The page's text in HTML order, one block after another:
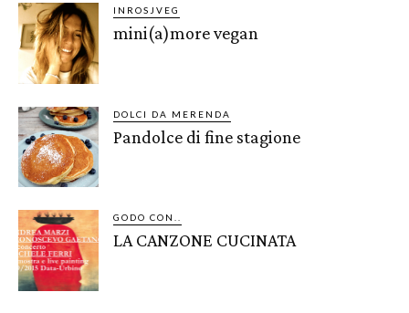
INROSJVEG
mini(a)more vegan
DOLCI DA MERENDA
Pandolce di fine stagione
GODO CON..
LA CANZONE CUCINATA